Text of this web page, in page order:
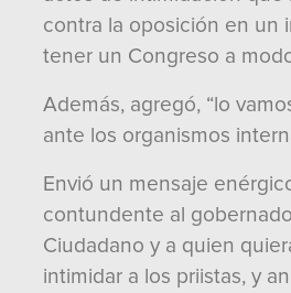
contra la oposición en un
tener un Congreso a
Además, agregó, “lo
ante los organismos
Envió un mensaje
contundente al
Ciudadano y a quien
intimidar a los priistas, y